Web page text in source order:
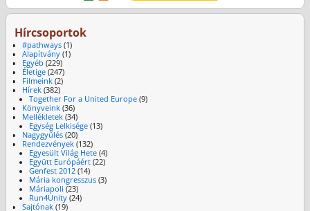
Hírcsoportok
#pathways(1)
Alapítvány(1)
Egyéb (229)
Életige(247)
Filmeink(2)
Hírek(382)
Together For a United Europe (9)
Könyveink(36)
Mellékletek(34)
Egység Lelkisége (13)
Nagygyűlés(20)
Rendezvények(132)
Egyesült Világ Hete (4)
Együtt Európáért (22)
Genfest 2012 (14)
Mária kongresszus (3)
Máriapoli (23)
Run4Unity (24)
Sajtónak(19)